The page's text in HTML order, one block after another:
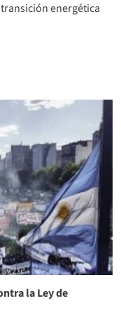
energética
la Ley de